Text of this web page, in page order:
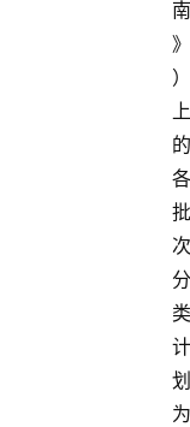
南
》
）
上
的
各
批
次
分
类
计
划
为